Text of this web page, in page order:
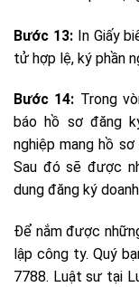
Bước 13:In Giấy
tử hợp lệ, ký phần
Bước 14: Trong
báo hồ sơ đăng
nghiệp mang hồ
Sau đó sẽ được
dung đăng ký
Để nắm được
lập công ty. Quý
7788. Luật sư tại